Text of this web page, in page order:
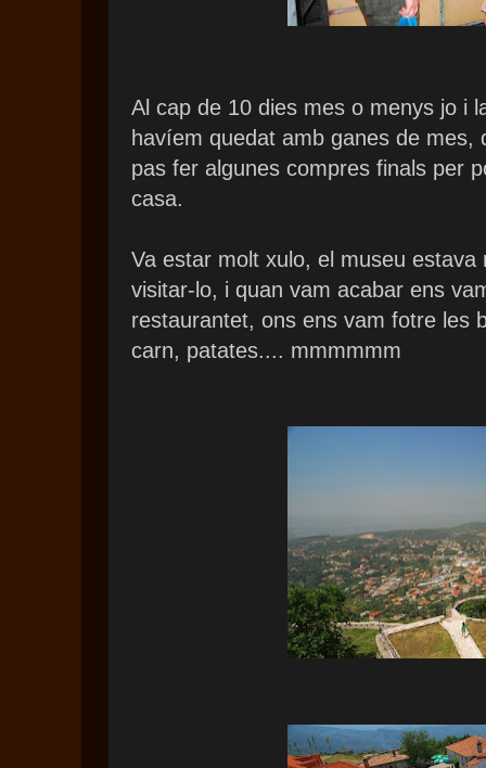
Al cap de 10 dies mes o menys jo i
havíem quedat amb ganes de mes,
pas fer algunes compres finals per
casa.
Va estar molt xulo, el museu
visitar-lo, i quan vam acabar ens
restaurantet, ons ens vam fotre les
carn, patates.... mmmmmm